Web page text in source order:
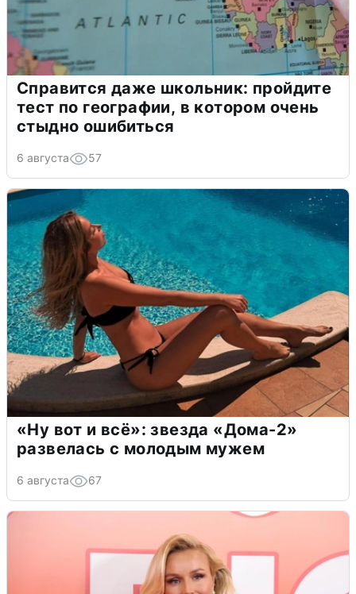
Справится даже школьник: пройдите
тест по географии, в котором очень
стыдно ошибиться
6 августа 57
«Ну вот и всё»: звезда «Дома-2»
развелась с молодым мужем
6 августа 67